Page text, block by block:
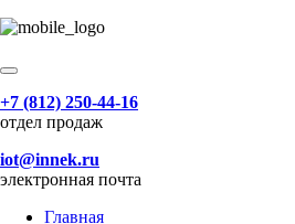
+7 (812) 250-44-16
отдел продаж
iot@innek.ru
электронная почта
Главная